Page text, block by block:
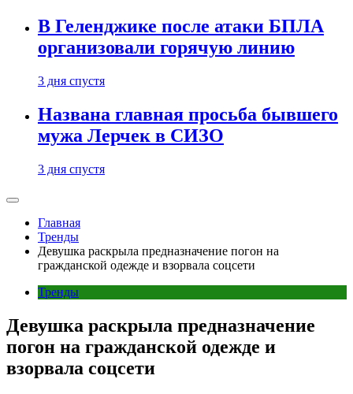
В Геленджике после атаки БПЛА
организовали горячую линию
3 дня спустя
Названа главная просьба бывшего
мужа Лерчек в СИЗО
3 дня спустя
Главная
Тренды
Девушка раскрыла предназначение погон на
гражданской одежде и взорвала соцсети
Тренды
Девушка раскрыла предназначение
погон на гражданской одежде и
взорвала соцсети